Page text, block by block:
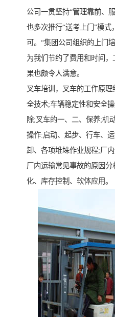
公司一贯坚持“管理靠前、
也多次推行“送考上门”模
可。“集团公司组织的上门
为我们节约了费用和时间
果也颇令人满意。
叉车培训，叉车的工作原
全技术;车辆稳定性和安全
除;叉车的一、二、保养;机
操作:启动、起步、行车、
卸、各项堆垛作业规程;厂
厂内运输常见事故的原因
化、库存控制、软体应用。